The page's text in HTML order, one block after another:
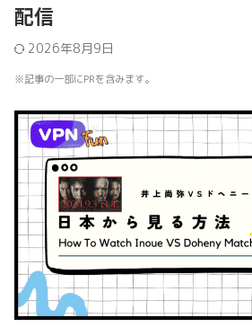
配信
2026年8月9日
※記事の一部にPRを含みます。